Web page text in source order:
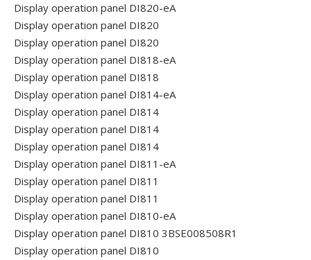
Display operation panel DI820-eA
Display operation panel DI820
Display operation panel DI820
Display operation panel DI818-eA
Display operation panel DI818
Display operation panel DI814-eA
Display operation panel DI814
Display operation panel DI814
Display operation panel DI814
Display operation panel DI811-eA
Display operation panel DI811
Display operation panel DI811
Display operation panel DI810-eA
Display operation panel DI810 3BSE008508R1
Display operation panel DI810